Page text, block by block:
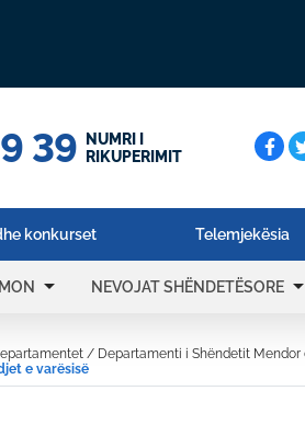
39
NUMRI I
RIKUPERIMIT
Cerca:
konkurset Telemjekësia
arrow_drop_down NEVOJAT SHËNDETËSORE arrow_drop_down
/ Departamenti i Shëndetit
e varësisë